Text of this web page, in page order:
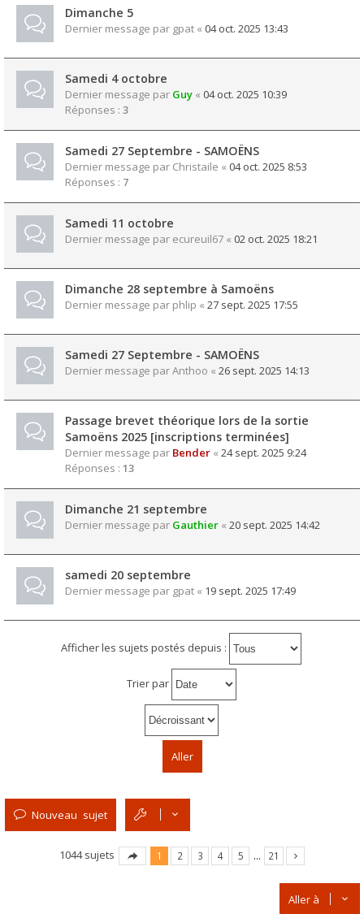
Dimanche 5
Dernier message par gpat « 04 oct. 2025 13:43
Samedi 4 octobre
Dernier message par Guy « 04 oct. 2025 10:39
Réponses : 3
Samedi 27 Septembre - SAMOËNS
Dernier message par Christaile « 04 oct. 2025 8:53
Réponses : 7
Samedi 11 octobre
Dernier message par ecureuil67 « 02 oct. 2025 18:21
Dimanche 28 septembre à Samoëns
Dernier message par phlip « 27 sept. 2025 17:55
Samedi 27 Septembre - SAMOËNS
Dernier message parAnthoo « 26 sept. 2025 14:13
Passage brevet théorique lors de la sortie
Samoëns 2025 [inscriptions terminées]
Dernier message par Bender « 24 sept. 2025 9:24
Réponses : 13
Dimanche 21 septembre
Dernier message par Gauthier « 20 sept. 2025 14:42
samedi 20 septembre
Dernier message par gpat « 19 sept. 2025 17:49
Afficher les sujets postés depuis :
Trier par
Nouveau sujet
1044 sujets 1 2 3 4 5 … 21
Aller à